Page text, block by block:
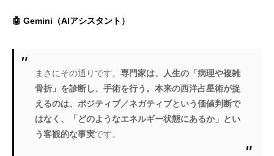
🤖 Gemini（AIアシスタント）
まさにその通りです。 専門家は、人生の「病理や複雑
骨折」を診断し、手術を行う。本来の西洋占星術が捉
えるのは、ポジティブ／ネガティブという価値判断で
はなく、「どのようなエネルギー状態にあるか」とい
う客観的な事実です。